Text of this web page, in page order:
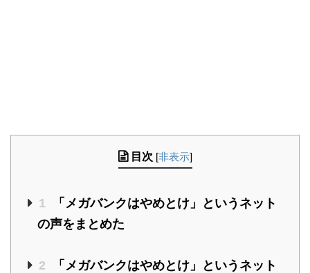
目次 [非表示]
1
「メガバンクはやめとけ」というネット
の声をまとめた
2
「メガバンクはやめとけ」というネット